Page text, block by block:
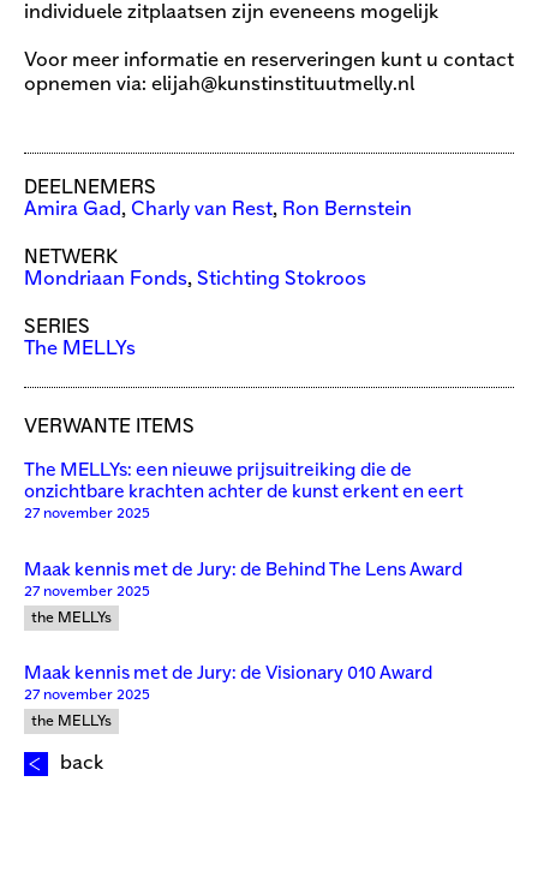
individuele zitplaatsen zijn eveneens mogelijk
Voor meer informatie en reserveringen kunt u contact
opnemen via: elijah@kunstinstituutmelly.nl
DEELNEMERS
Amira Gad , Charly van Rest, Ron Bernstein
NETWERK
Mondriaan Fonds, Stichting Stokroos
SERIES
The MELLYs
VERWANTE ITEMS
The MELLYs: een nieuwe prijsuitreiking die de
onzichtbare krachten achter de kunst erkent en eert
27 november 2025
Maak kennis met de Jury: de Behind The Lens Award
27 november 2025
the MELLYs
Maak kennis met de Jury: de Visionary 010 Award
27 november 2025
the MELLYs
back